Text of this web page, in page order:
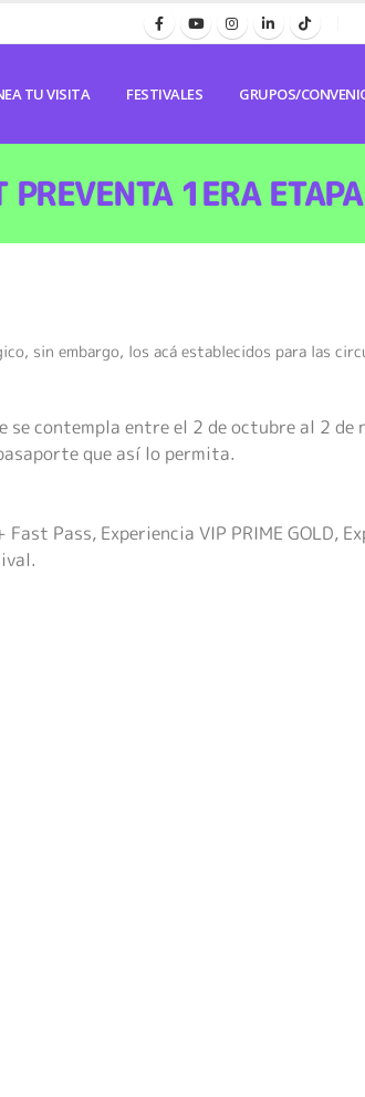
TU VISITA FESTIVALES GRUPOS/
1ERA ETAPA
sin embargo, los acá establecidos para las
contempla entre el 2 de octubre al 2 de
que así lo permita.
Pass, Experiencia VIP PRIME GOLD,